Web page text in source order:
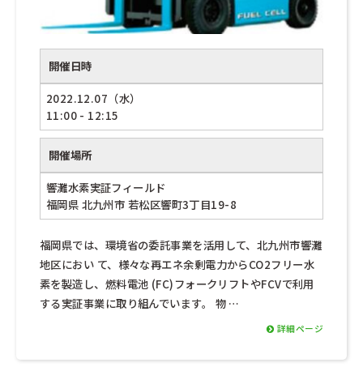
開催日時
2022.12.07（水）
11:00 - 12:15
開催場所
響灘水素実証フィールド
福岡県 北九州市 若松区響町3丁目19-8
福岡県では、環境省の委託事業を活用して、北九州市響灘
地区におい て、様々な再エネ余剰電力からCO2フリー水
素を製造し、燃料電池 (FC)フォークリフトやFCVで利用
する実証事業に取り組んでいます。 物 …
詳細ページ